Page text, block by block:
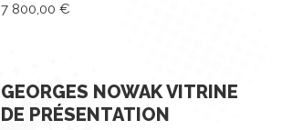
7 800,00 €
GEORGES NOWAK VITRINE
DE PRÉSENTATION